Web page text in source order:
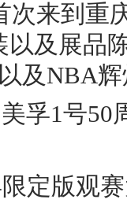
次来到重
及展品
及NBA
限定版观